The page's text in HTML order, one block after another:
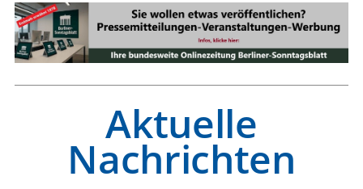
Aktuelle
Nachrichten